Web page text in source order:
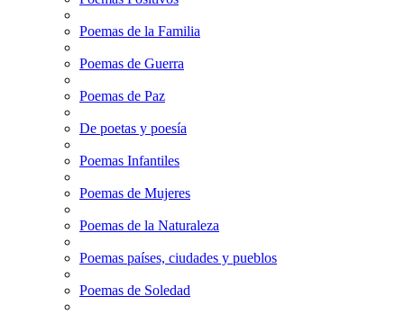
Poemas de la Familia
Poemas de Guerra
Poemas de Paz
De poetas y poesía
Poemas Infantiles
Poemas de Mujeres
Poemas de la Naturaleza
Poemas países, ciudades y pueblos
Poemas de Soledad